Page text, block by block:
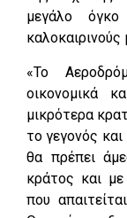
μεγάλο όγκο
καλοκαιρινούς
«Το
οικονομικά
μικρότερα
το γεγονός
θα πρέπει
κράτος και
που